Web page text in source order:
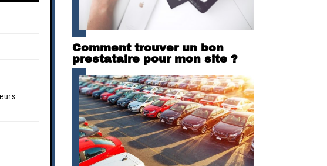
Comment trouver un bon
prestataire pour mon site ?